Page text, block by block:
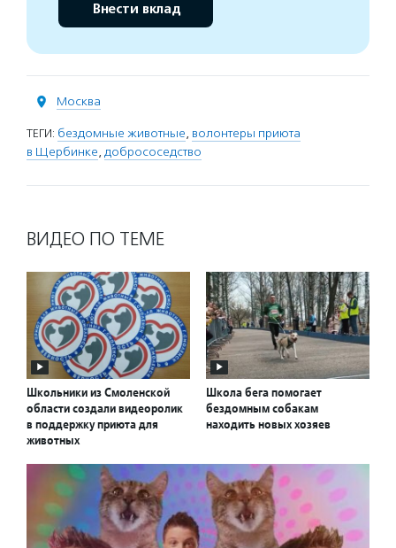
Внести вклад
Москва
ТЕГИ: бездомные животные, волонтеры приюта
в Щербинке, добрососедство
ВИДЕО ПО ТЕМЕ
Школьники из Смоленской
области создали видеоролик
в поддержку приюта для
животных
Школа бега помогает
бездомным собакам
находить новых хозяев